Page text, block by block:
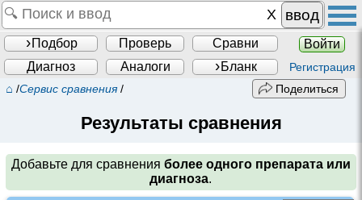
ввод
Подбор Проверь Сравни
Войти
Диагноз
Аналоги Бланк Регистрация
⌂ /Сервис сравнения/ Поделиться
Результаты сравнения
Добавьте для сравнения более одного препарата или
диагноза.